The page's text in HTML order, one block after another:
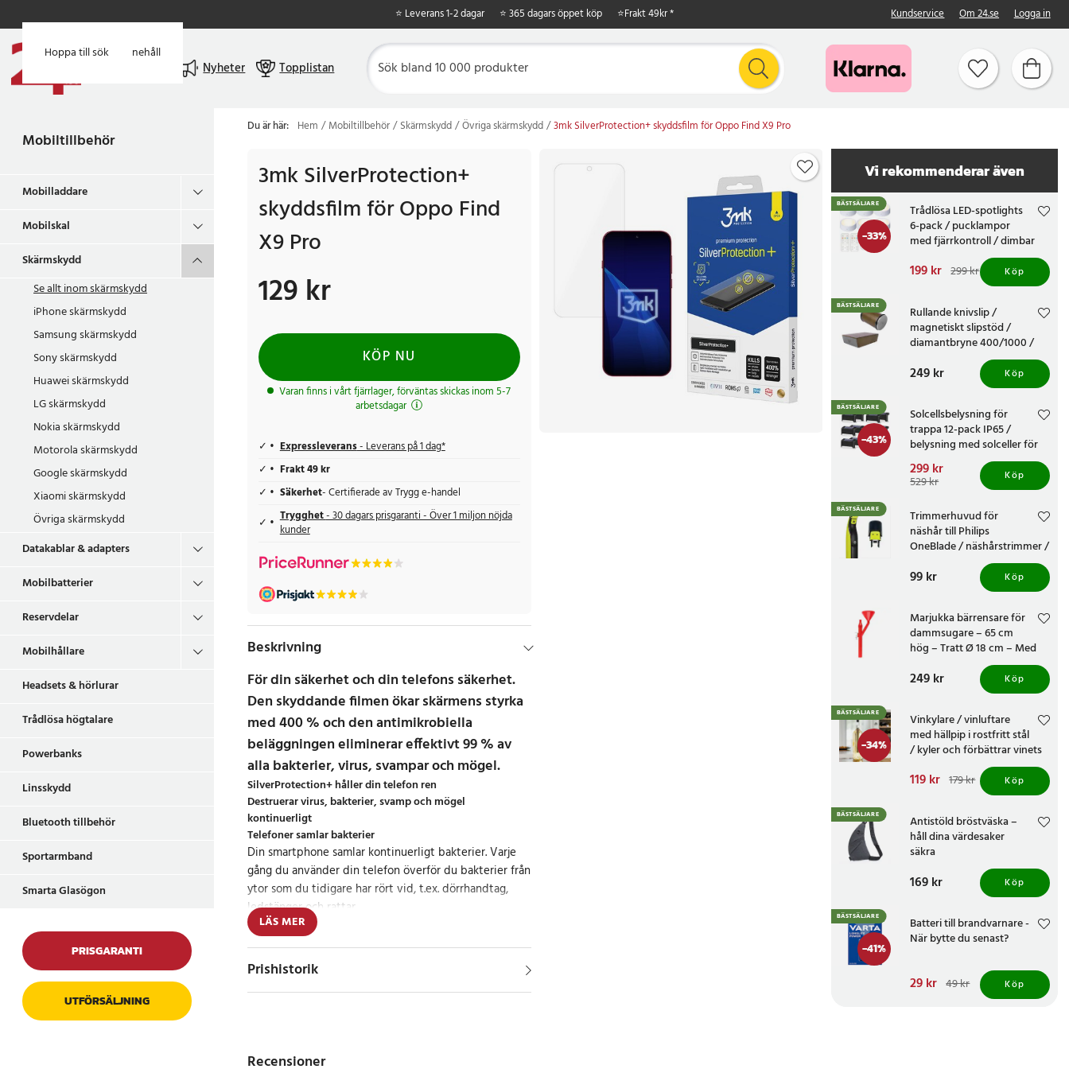
Hoppa till huvudinnehåll
Hoppa till sök
⭐ Leverans 1-2 dagar ⭐ 365 dagars öppet köp ⭐Frakt 49kr * Kundservice Om 24.se Logga in
Nyheter Topplistan
Mobiltillbehör
Mobilladdare
Mobilskal
Skärmskydd
Se allt inomskärmskydd
iPhone skärmskydd
Samsung skärmskydd
Sony skärmskydd
Huawei skärmskydd
LG skärmskydd
Nokia skärmskydd
Motorola skärmskydd
Google skärmskydd
Xiaomi skärmskydd
Övriga skärmskydd
Datakablar & adapters
Mobilbatterier
Reservdelar
Mobilhållare
Headsets & hörlurar
Trådlösa högtalare
Powerbanks
Linsskydd
Bluetooth tillbehör
Sportarmband
Smarta Glasögon
PRISGARANTI
UTFÖRSÄLJNING
Du är här: Hem Mobiltillbehör Skärmskydd Övriga skärmskydd 3mk SilverProtection+ skyddsfilm för Oppo Find X9 Pro
3mk SilverProtection+
skyddsfilm för Oppo Find
X9 Pro
Pris:129 kr
129 kr
KÖP NU
Varan finns i vårt fjärrlager, förväntas skickas inom 5-7
arbetsdagar
Expressleverans- Leverans på 1 dag*
Frakt 49 kr
Säkerhet- Certifierade av Trygg e-handel
Trygghet- 30 dagars prisgaranti - Över 1 miljon nöjda
kunder
Beskrivning
För din säkerhet och din telefons säkerhet.
Den skyddande filmen ökar skärmens styrka
med 400 % och den antimikrobiella
beläggningen eliminerar effektivt 99 % av
alla bakterier, virus, svampar och mögel.
SilverProtection+ håller din telefon ren
Destruerar virus, bakterier, svamp och mögel
kontinuerligt
Telefoner samlar bakterier
Din smartphone samlar kontinuerligt bakterier. Varje
gång du använder din telefon överför du bakterier från
ytor som du tidigare har rört vid, t.ex. dörrhandtag,
ledstänger och rattar.
Det är anmärkningsvärt att en mobilskärm kan hysa
toalett.
LÄS MER
Prishistorik
Vi rekommenderar även
-33%
BÄSTSÄLJARE
Trådlösa LED-spotlights
6-pack / pucklampor
med fjärrkontroll / dimbar
Nuvarande pris
Tidigare pris 299 kr
199 kr 299 kr Köp
BÄSTSÄLJARE
Rullande knivslip /
magnetiskt slipstöd /
diamantbryne 400/1000 /
knivvässare med fasta
vinklar
Pris:249 kr
249 kr Köp
-43%
BÄSTSÄLJARE
Solcellsbelysning för
trappa 12-pack IP65 /
belysning med solceller för
altan och staket /
trappbelysning
Nuvarande pris:
299 krTidigare pris :529 kr
299 kr
529 kr Köp
BÄSTSÄLJARE
Trimmerhuvud för
näshår till Philips
OneBlade / näshårstrimmer /
nästrimmerhuvud
Pris:99 kr
99 kr Köp
Marjukka bärrensare för
dammsugare – 65 cm
hög – Tratt Ø 18 cm – Med
två munstycken
Pris:249 kr
249 kr Köp
-34%
BÄSTSÄLJARE
Vinkylare / vinluftare
med hällpip i rostfritt stål
/ kyler och förbättrar vinets
Nuvarande pris
Tidigare pris 179 kr
119 kr 179 kr Köp
BÄSTSÄLJARE
Antistöld bröstväska –
håll dina värdesaker
säkra
Pris :169 kr
169 kr Köp
-41%
BÄSTSÄLJARE
Batteri till brandvarnare -
När bytte du senast?
Nuvarande pris
Tidigare pris 49 kr
29 kr 49 kr Köp
Recensioner